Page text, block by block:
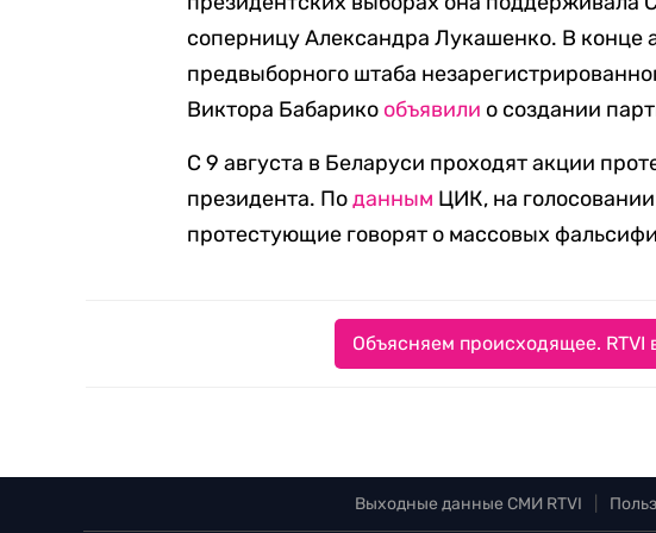
соперницу Александра Лукашенко. В конце
предвыборного штаба
Виктора Бабарико объявили о создании
С 9 августа в Беларуси проходят акции
президента. Поданным ЦИК, на
протестующие говорят о массовых
Объясняем происходящее. RTVI
Выходные данные СМИ RTVI